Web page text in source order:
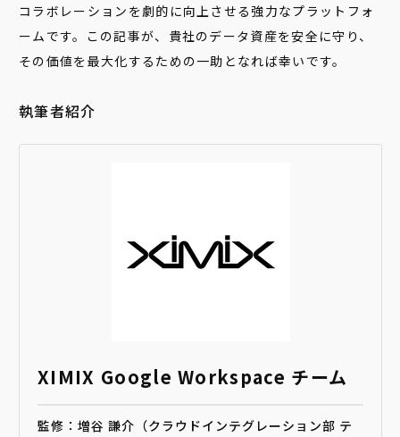
コラボレーションを劇的に向上させる強力なプラットフォ
ームです。この記事が、貴社のデータ資産を安全に守り、
その価値を最大化するための一助となれば幸いです。
執筆者紹介
XIMIX Google Workspace チーム
監修：増谷 謙介（クラウドインテグレーション部 テ